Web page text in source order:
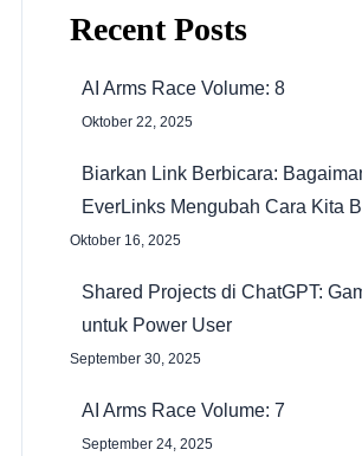
Recent Posts
AI Arms Race Volume: 8
Oktober 22, 2025
Biarkan Link Berbicara:
EverLinks Mengubah Cara Kita
Oktober 16, 2025
Shared Projects di ChatGPT:
untuk Power User
September 30, 2025
AI Arms Race Volume: 7
September 24, 2025